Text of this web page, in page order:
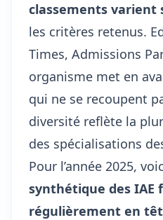
classements varient
les critères retenus.
Times, Admissions
organisme met en
qui ne se recoupent
diversité reflète la
des spécialisations
Pour l’année 2025,
synthétique des IAE
régulièrement en